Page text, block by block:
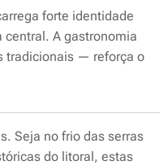
forte identidade
A gastronomia
tradicionais — reforça o
Seja no frio das serras
do litoral, estas